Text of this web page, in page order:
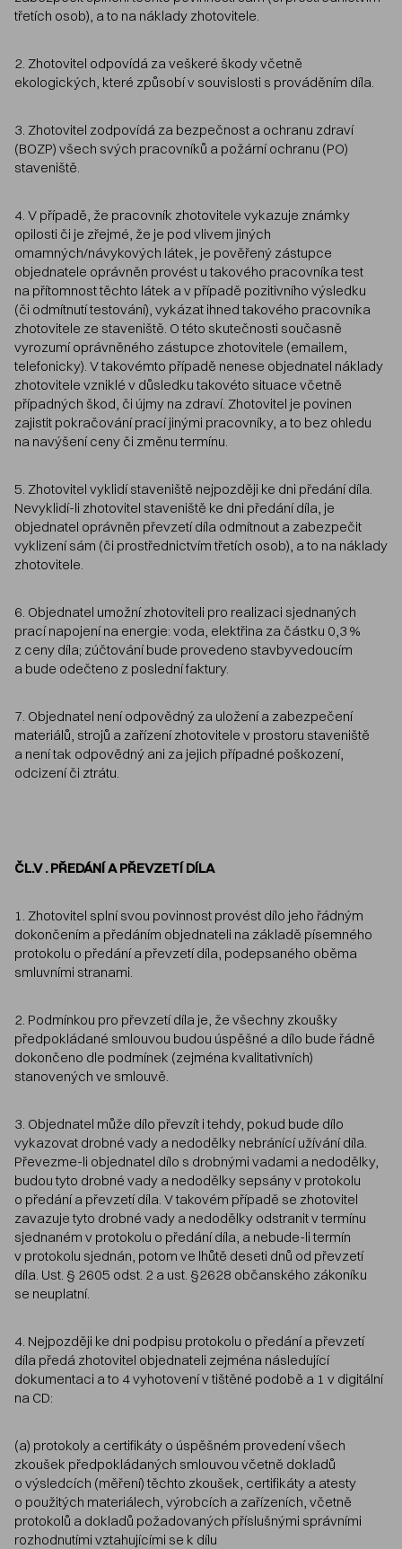
třetích osob), a to na náklady zhotovitele.
2. Zhotovitel odpovídá za veškeré škody včetně
ekologických, které způsobí v souvislosti s prováděním díla.
3. Zhotovitel zodpovídá za bezpečnost a ochranu zdraví
(BOZP) všech svých pracovníků a požární ochranu (PO)
staveniště.
4. V případě, že pracovník zhotovitele vykazuje známky
opilosti či je zřejmé, že je pod vlivem jiných
omamných/návykových látek, je pověřený zástupce
objednatele oprávněn provést u takového pracovníka test
na přítomnost těchto látek a v případě pozitivního výsledku
(či odmítnutí testování), vykázat ihned takového pracovníka
zhotovitele ze staveniště. O této skutečnosti současně
vyrozumí oprávněného zástupce zhotovitele (emailem,
telefonicky). V takovémto případě nenese objednatel náklady
zhotovitele vzniklé v důsledku takovéto situace včetně
případných škod, či újmy na zdraví. Zhotovitel je povinen
zajistit pokračování prací jinými pracovníky, a to bez ohledu
na navýšení ceny či změnu termínu.
5. Zhotovitel vyklidí staveniště nejpozději ke dni předání díla.
Nevyklidí-li zhotovitel staveniště ke dni předání díla, je
objednatel oprávněn převzetí díla odmítnout a zabezpečit
vyklizení sám (či prostřednictvím třetích osob), a to na náklady
zhotovitele.
6. Objednatel umožní zhotoviteli pro realizaci sjednaných
prací napojení na energie: voda, elektřina za částku 0,3 %
z ceny díla; zúčtování bude provedeno stavbyvedoucím
a bude odečteno z poslední faktury.
7. Objednatel není odpovědný za uložení a zabezpečení
materiálů, strojů a zařízení zhotovitele v prostoru staveniště
a není tak odpovědný ani za jejich případné poškození,
odcizení či ztrátu.
ČL.V . PŘEDÁNÍ A PŘEVZETÍ DÍLA
1. Zhotovitel splní svou povinnost provést dílo jeho řádným
dokončením a předáním objednateli na základě písemného
protokolu o předání a převzetí díla, podepsaného oběma
smluvními stranami.
2. Podmínkou pro převzetí díla je, že všechny zkoušky
předpokládané smlouvou budou úspěšné a dílo bude řádně
dokončeno dle podmínek (zejména kvalitativních)
stanovených ve smlouvě.
3. Objednatel může dílo převzít i tehdy, pokud bude dílo
vykazovat drobné vady a nedodělky nebránící užívání díla.
Převezme-li objednatel dílo s drobnými vadami a nedodělky,
budou tyto drobné vady a nedodělky sepsány v protokolu
o předání a převzetí díla. V takovém případě se zhotovitel
zavazuje tyto drobné vady a nedodělky odstranit v termínu
sjednaném v protokolu o předání díla, a nebude-li termín
v protokolu sjednán, potom ve lhůtě deseti dnů od převzetí
díla. Ust. § 2605 odst. 2 a ust. §2628 občanského zákoníku
se neuplatní.
4. Nejpozději ke dni podpisu protokolu o předání a převzetí
díla předá zhotovitel objednateli zejména následující
dokumentaci a to 4 vyhotovení v tištěné podobě a 1 v digitální
na CD:
(a) protokoly a certifikáty o úspěšném provedení všech
zkoušek předpokládaných smlouvou včetně dokladů
o výsledcích (měření) těchto zkoušek, certifikáty a atesty
o použitých materiálech, výrobcích a zařízeních, včetně
protokolů a dokladů požadovaných příslušnými správními
rozhodnutími vztahujícími se k dílu